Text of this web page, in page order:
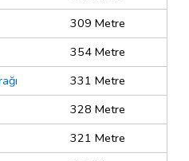
309 Metre
354 Metre
331 Metre
328 Metre
321 Metre